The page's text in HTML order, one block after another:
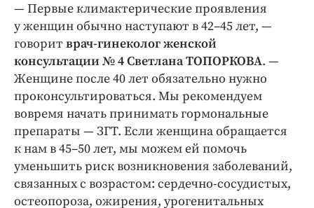
— Первые климактерические проявления
у женщин обычно наступают в 42–45 лет, —
говорит врач-гинеколог женской
консультации № 4 Светлана ТОПОРКОВА. —
Женщине после 40 лет обязательно нужно
проконсультироваться. Мы рекомендуем
вовремя начать принимать гормональные
препараты — ЗГТ. Если женщина обращается
к нам в 45–50 лет, мы можем ей помочь
уменьшить риск возникновения заболеваний,
связанных с возрастом: сердечно-сосудистых,
остеопороза, ожирения, урогенитальных